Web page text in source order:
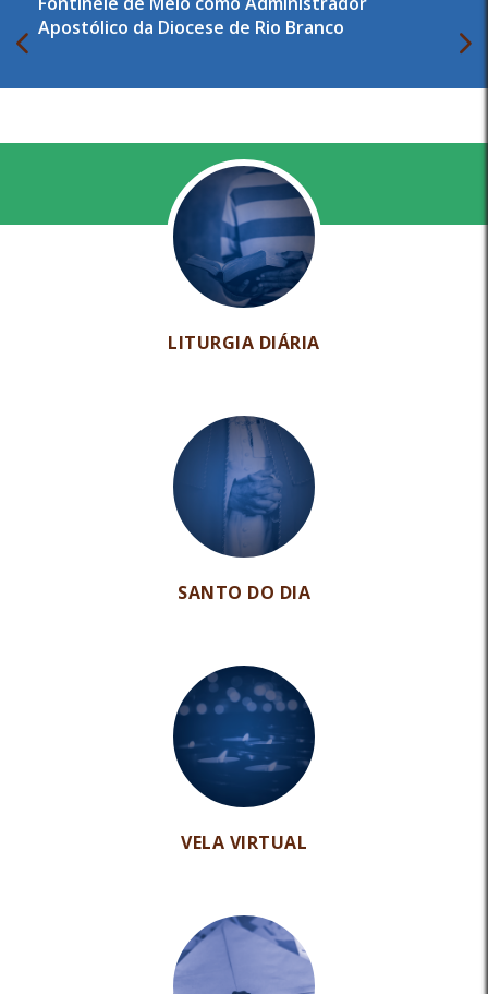
Apostólico da Diocese de Rio Branco
LITURGIA DIÁRIA
SANTO DO DIA
VELA VIRTUAL